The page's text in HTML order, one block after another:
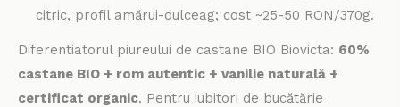
citric, profil amărui-dulceag; cost ~25-50 RON/370g.
Diferentiatorul piureului de castane BIO Biovicta: 60%
castane BIO + rom autentic + vanilie naturală +
certificat organic. Pentru iubitori de bucătărie